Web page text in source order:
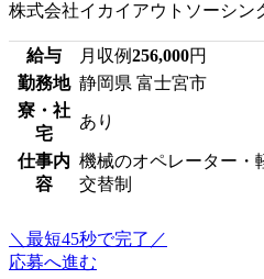
株式会社イカイアウトソーシン
給与 月収例256,000円
勤務地 静岡県 富士宮市
寮・社
宅
あり
仕事内
容
機械のオペレーター・
交替制
＼最短45秒で完了／
応募へ進む